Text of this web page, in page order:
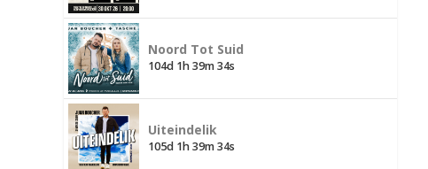
Noord Tot Suid
104d 1h 39m 33s
Uiteindelik
105d 1h 39m 33s